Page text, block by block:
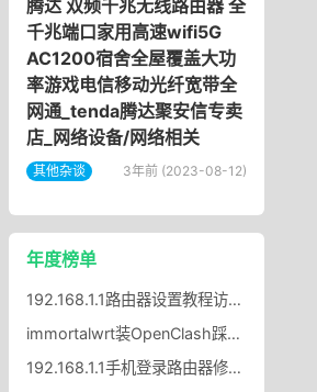
腾达 双频千兆无线路由器 全
千兆端口家用高速wifi5G
AC1200宿舍全屋覆盖大功
率游戏电信移动光纤宽带全
网通_tenda腾达聚安信专卖
店_网络设备/网络相关
其他杂谈 3年前 (2023-08-12)
年度榜单
192.168.1.1路由器设置教程访问192.168.1.1的方法
immortalwrt装OpenClash踩坑记，图标不显示 + UDP 冲突？
192.168.1.1手机登录路由器修改wifi密码？